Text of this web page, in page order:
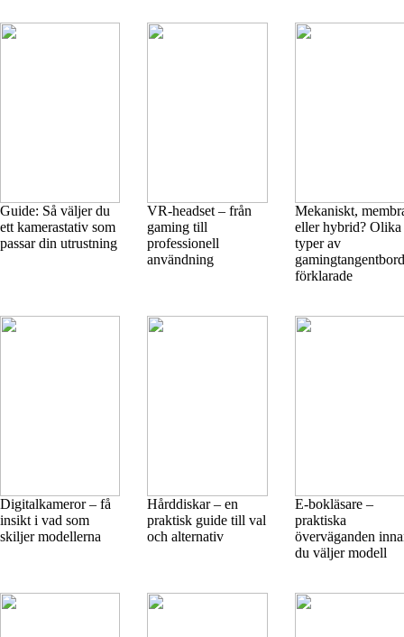
Guide: Så väljer du
ett kamerastativ som
passar din utrustning
VR-headset – från
gaming till
professionell
användning
Mekaniskt,
eller hybrid? Olika
typer av
gamingtangentbord
förklarade
Digitalkameror – få
insikt i vad som
skiljer modellerna
Hårddiskar – en
praktisk guide till val
och alternativ
E-bokläsare –
praktiska
överväganden
du väljer modell